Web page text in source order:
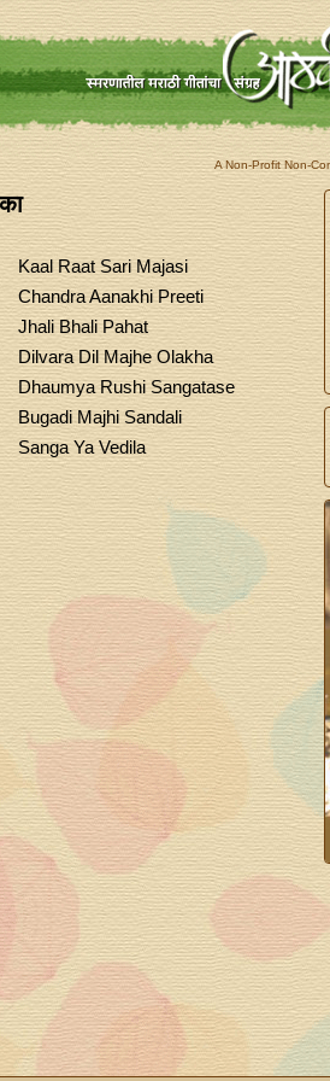
A Non-Profit Non-
Kaal Raat Sari Majasi
Chandra Aanakhi Preeti
Jhali Bhali Pahat
Dilvara Dil Majhe Olakha
Dhaumya Rushi Sangatase
Bugadi Majhi Sandali
Sanga Ya Vedila